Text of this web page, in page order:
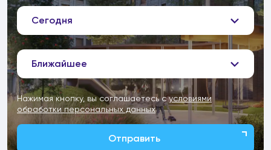
Сегодня
Ближайшее
Нажимая кнопку, вы соглашаетесь сусловиями
обработки персональных данных
Отправить